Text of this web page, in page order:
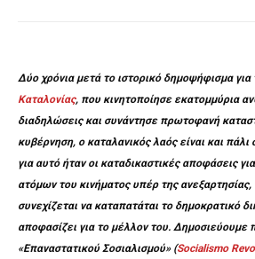
Δύο χρόνια μετά το ιστορικό δημοψήφισμα για
Καταλονίας, που κινητοποίησε εκατομμύρια
διαδηλώσεις και συνάντησε πρωτοφανή
κυβέρνηση, ο καταλανικός λαός είναι και
για αυτό ήταν οι καταδικαστικές αποφάσεις
ατόμων του κινήματος υπέρ της ανεξαρτησίας,
συνεχίζεται να καταπατάται το δημοκρατικό
αποφασίζει για το μέλλον του.
«Επαναστατικού Σοσιαλισμού» (Socialismo